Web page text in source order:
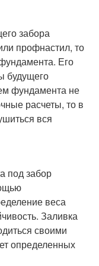
забора
профнастил, то
Его
будущего
фундамента не
расчеты, то в
вся
под забор
веса
Заливка
своими
определенных